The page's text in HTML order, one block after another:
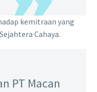
kemitraan yang
Cahaya.
PT Macan